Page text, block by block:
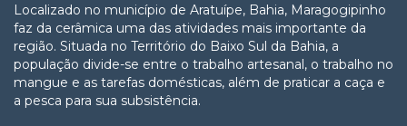
Localizado no município de Aratuípe, Bahia, Maragogipinho
faz da cerâmica uma das atividades mais importante da
região. Situada no Território do Baixo Sul da Bahia, a
população divide-se entre o trabalho artesanal, o trabalho no
mangue e as tarefas domésticas, além de praticar a caça e
a pesca para sua subsistência.